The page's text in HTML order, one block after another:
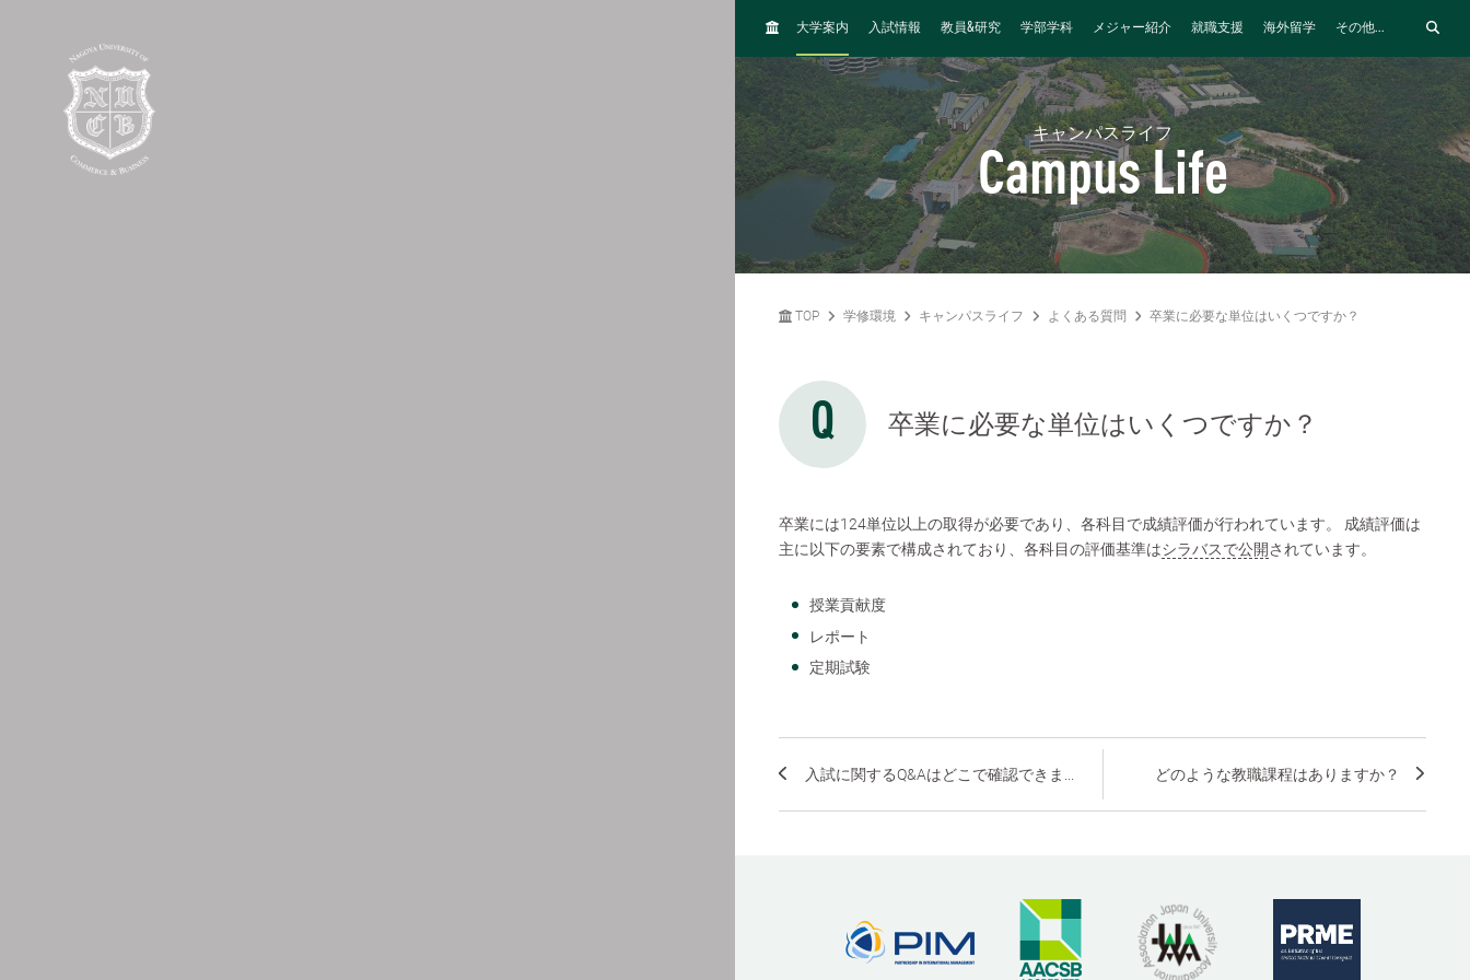
H
大学案内 入試情報 教員&研究 学部学科 メジャー紹介 就職支援 海外留学 その他...
キャンパスライフ
Campus Life
TOP 学修環境 キャンパスライフ よくある質問 卒業に必要な単位はいくつですか？
卒業に必要な単位はいくつですか？
卒業には124単位以上の取得が必要であり、各科目で成績評価が行われています。 成績評価は
主に以下の要素で構成されており、各科目の評価基準はシラバスで公開 されています。
授業貢献度
レポート
定期試験
入試に関するQ&Aはどこで確認できま... どのような教職課程はありますか？